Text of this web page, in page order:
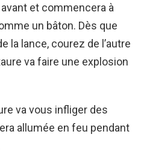
et commencera à
un bâton. Dès que
la lance, courez de l’autre
va faire une explosion
va vous infliger des
allumée en feu pendant